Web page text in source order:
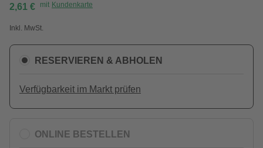
2,61 € mit Kundenkarte
Inkl. MwSt.
RESERVIEREN & ABHOLEN
Verfügbarkeit im Markt prüfen
ONLINE BESTELLEN